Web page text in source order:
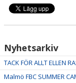
Nyhetsarkiv
TACK FÖR ALLT ELLEN
Malmö FBC SUMMER